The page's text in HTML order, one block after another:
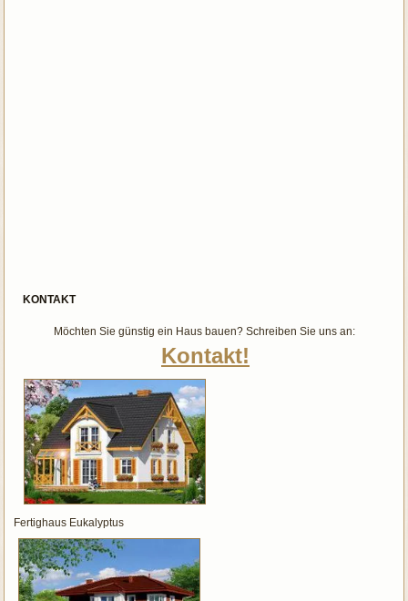
KONTAKT
Möchten Sie günstig ein Haus bauen? Schreiben Sie uns an:
Kontakt!
Fertighaus Eukalyptus